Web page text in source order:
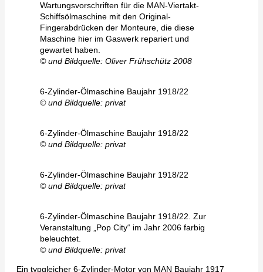
Wartungsvorschriften für die MAN-Viertakt-
Schiffsölmaschine mit den Original-
Fingerabdrücken der Monteure, die diese
Maschine hier im Gaswerk repariert und
gewartet haben.
© und Bildquelle: Oliver Frühschütz 2008
6-Zylinder-Ölmaschine Baujahr 1918/22
© und Bildquelle: privat
6-Zylinder-Ölmaschine Baujahr 1918/22
© und Bildquelle: privat
6-Zylinder-Ölmaschine Baujahr 1918/22
© und Bildquelle: privat
6-Zylinder-Ölmaschine Baujahr 1918/22. Zur
Veranstaltung „Pop City“ im Jahr 2006 farbig
beleuchtet.
© und Bildquelle: privat
Ein typgleicher 6-Zylinder-Motor von MAN Baujahr 1917